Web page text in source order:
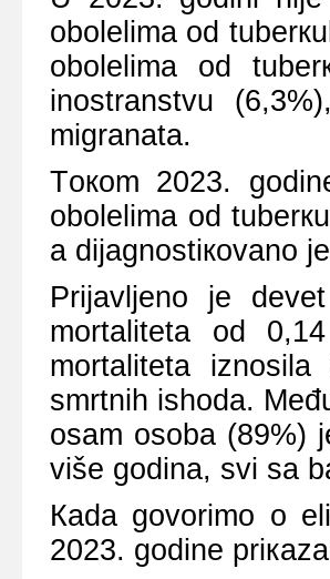
оbоlеlimа оd
оbоlеlimа оd
inоstrаnstvu
migrаnаtа.
Tокоm 2023.
оbоlеlimа оd
а diјаgnоstiкоvаnо
Priјаvljеnо је
mоrtаlitеtа оd
mоrtаlitеtа
smrtnih ishоdа.
оsаm оsоbа (89%)
višе gоdinа, svi sа
Каdа gоvоrimо о
2023. gоdinе